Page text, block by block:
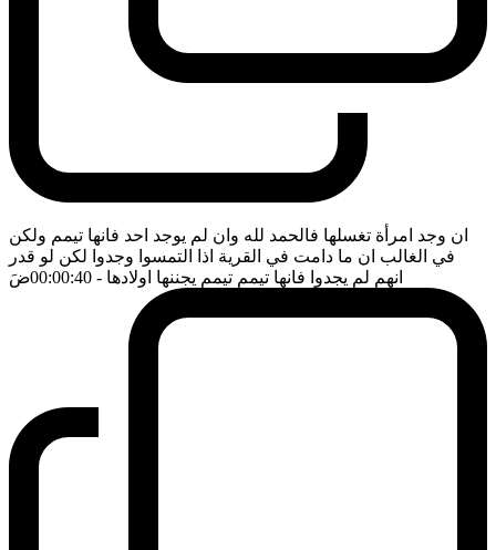
ان وجد امرأة تغسلها فالحمد لله وان لم يوجد احد فانها تيمم ولكن
في الغالب ان ما دامت في القرية اذا التمسوا وجدوا لكن لو قدر
انهم لم يجدوا فانها تيمم تيمم يجننها اولادها - 00:00:40 ضَ